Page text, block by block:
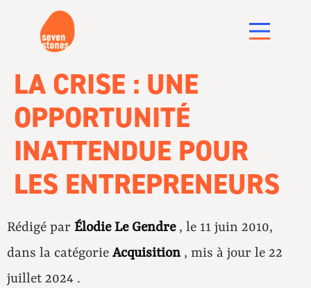
LA CRISE : UNE
OPPORTUNITÉ
INATTENDUE POUR
LES ENTREPRENEURS
Rédigé par Élodie Le Gendre , le 11 juin 2010,
dans la catégorie Acquisition, mis à jour le 22
juillet 2024 .